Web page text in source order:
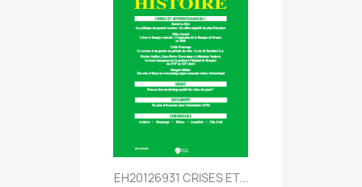
EH20126931 CRISES ET...